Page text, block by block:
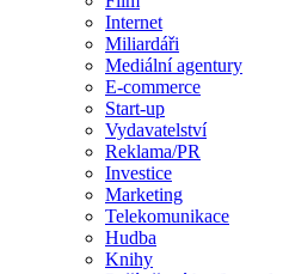
Internet
Miliardáři
Mediální agentury
E-commerce
Start-up
Vydavatelství
Reklama/PR
Investice
Marketing
Telekomunikace
Hudba
Knihy